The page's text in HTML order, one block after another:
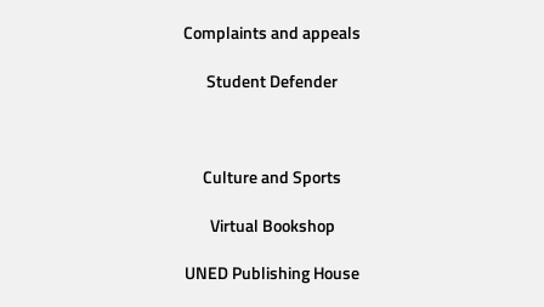
Complaints and appeals
Student Defender
Culture and Sports
Virtual Bookshop
UNED Publishing House